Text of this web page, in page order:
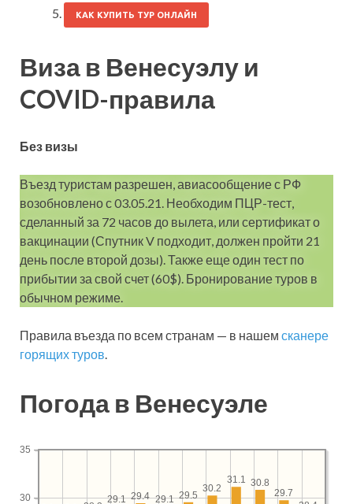
КАК КУПИТЬ ТУР ОНЛАЙН
Виза в Венесуэлу и
COVID-правила
Без визы
Въезд туристам разрешен, авиасообщение с РФ
возобновлено с 03.05.21. Необходим ПЦР-тест,
сделанный за 72 часов до вылета, или сертификат о
вакцинации (Спутник V подходит, должен пройти 21
день после второй дозы). Также еще один тест по
прибытии за свой счет (60$). Бронирование туров в
обычном режиме.
Правила въезда по всем странам — в нашем сканере
горящих туров.
Погода в Венесуэле